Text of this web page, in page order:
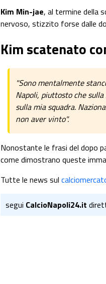
Kim Min-jae, al termine della
nervoso, stizzito forse dalle
Kim scatenato
"Sono mentalmente
Napoli, piuttosto che
sulla mia squadra.
non aver vinto".
Nonostante le frasi del dopo
come dimostrano queste
Tutte le news sul
segui CalcioNapoli24.it